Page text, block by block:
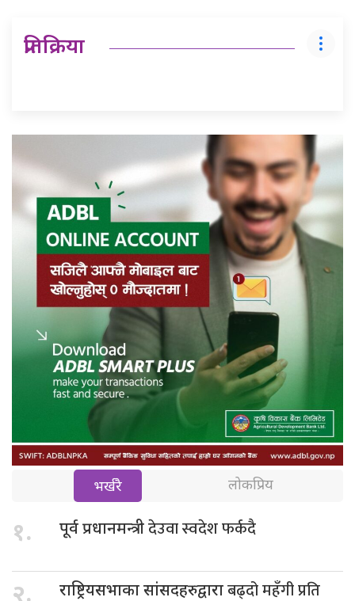
प्रतिक्रिया
भर्खरै लोकप्रिय
१. पूर्व प्रधानमन्त्रीदेउवा स्वदेश फर्कदै
राष्ट्रियसभाका सांसदहरुद्वाराबढ्दो महँगी प्रति